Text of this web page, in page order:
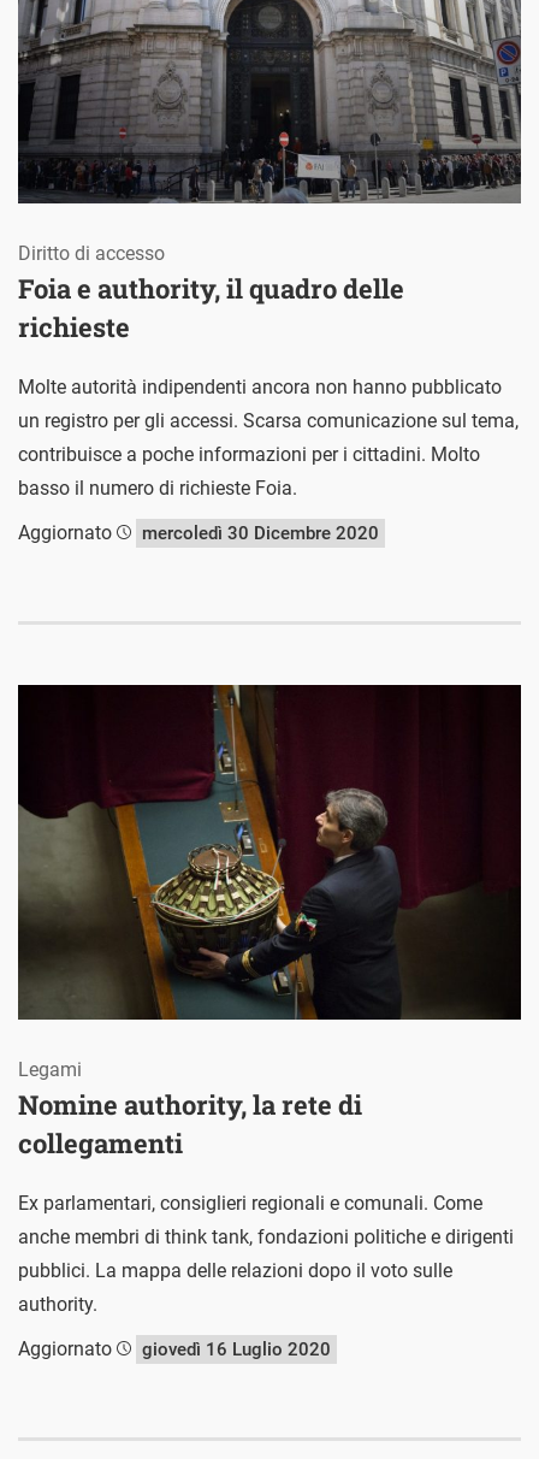
Foia e authority, il quadro delle
richieste
Diritto di accesso
Molte autorità indipendenti ancora non hanno pubblicato
un registro per gli accessi. Scarsa comunicazione sul tema,
contribuisce a poche informazioni per i cittadini. Molto
basso il numero di richieste Foia.
Aggiornato
mercoledì 30 Dicembre 2020
Nomine authority, la rete di
collegamenti
Legami
Ex parlamentari, consiglieri regionali e comunali. Come
anche membri di think tank, fondazioni politiche e dirigenti
pubblici. La mappa delle relazioni dopo il voto sulle
authority.
Aggiornato
giovedì 16 Luglio 2020